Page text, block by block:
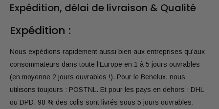
Toutes les informations associées à ce produit sont
(Fiche de Données de Sécurité) & CoA (Certificat d’Analyse).
Consultez-les dans votre compte client Oliemeesters.
Description du produit
Huile essentielle de Jasmin (Absolue)
L’huile essentielle de jasmin, également connue sous le
Expédition, délai de livraison & Qualité
Expédition :
Nous expédions rapidement aussi bien aux entreprises qu’aux
consommateurs dans toute l’Europe en 1 à 5 jours ouvrables
(en moyenne 2 jours ouvrables !). Pour le Benelux, nous
utilisons toujours : POSTNL. Et pour les pays en dehors : DHL
ou DPD. 98 % des colis sont livrés sous 5 jours ouvrables.